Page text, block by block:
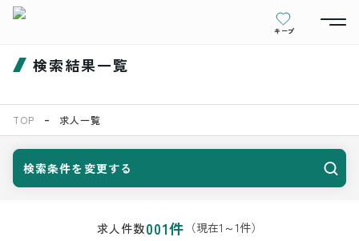
キープ
検索結果一覧
TOP 求人一覧
検索条件を変更する
求人件数001件 （現在1 ～1件）